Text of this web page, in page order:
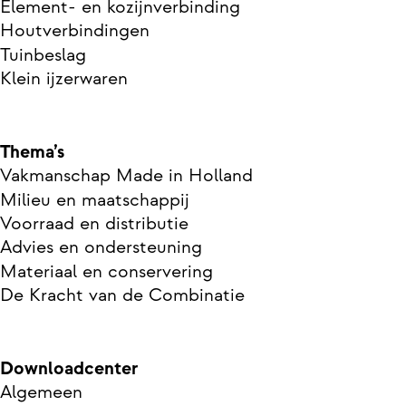
Element- en kozijnverbinding
Houtverbindingen
Tuinbeslag
Klein ijzerwaren
Thema’s
Vakmanschap Made in Holland
Milieu en maatschappij
Voorraad en distributie
Advies en ondersteuning
Materiaal en conservering
De Kracht van de Combinatie
Downloadcenter
Algemeen